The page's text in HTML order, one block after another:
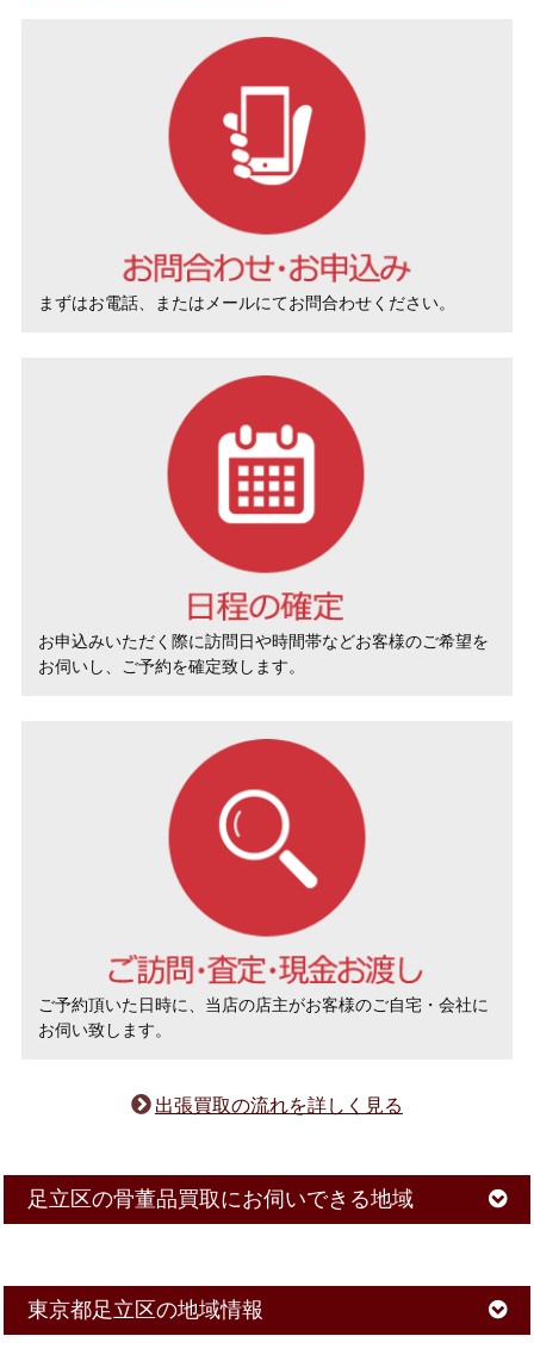
まずはお電話、またはメールにてお問合わせください。
お申込みいただく際に訪問日や時間帯などお客様のご希望を
お伺いし、ご予約を確定致します。
ご予約頂いた日時に、当店の店主がお客様のご自宅・会社に
お伺い致します。
出張買取の流れを詳しく見る
足立区の骨董品買取にお伺いできる地域
東京都足立区の地域情報